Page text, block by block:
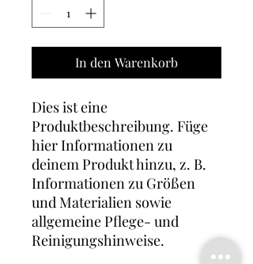
In den Warenkorb
Dies ist eine
Produktbeschreibung. Füge
hier Informationen zu
deinem Produkt hinzu, z. B.
Informationen zu Größen
und Materialien sowie
allgemeine Pflege- und
Reinigungshinweise.